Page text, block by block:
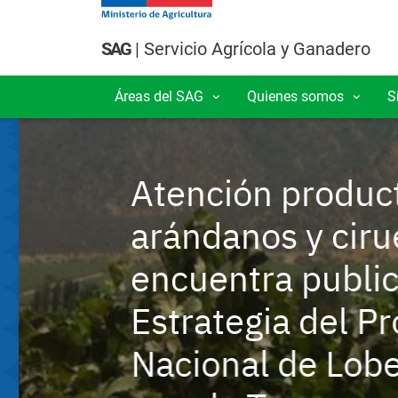
Pasar al contenido principal
SAG| Servicio Agrícola y Ganadero
Navegación principal
Áreas del SAG Quienes somos
Atención
arándanos y
encuentra
Estrategia del
Nacional de
Semillas